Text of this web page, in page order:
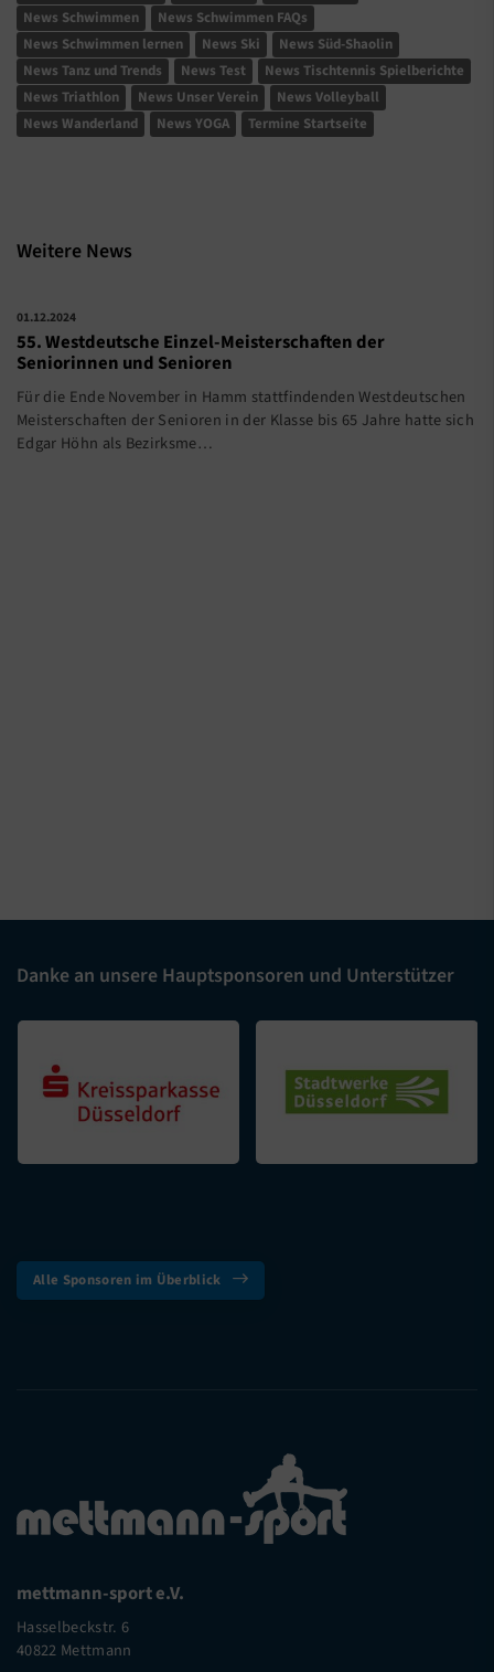
News Schwimmen
News Schwimmen FAQs
News Schwimmen lernen
News Ski
News Süd-Shaolin
News Tanz und Trends
News Test
News Tischtennis Spielberichte
News Triathlon
News Unser Verein
News Volleyball
News Wanderland
News YOGA Termine Startseite
Weitere News
01.12.2024
55. Westdeutsche Einzel-Meisterschaften der
Seniorinnen und Senioren
Für die Ende November in Hamm stattfindenden Westdeutschen
Meisterschaften der Senioren in der Klasse bis 65 Jahre hatte sich
Edgar Höhn als Bezirksme…
Danke an unsere Hauptsponsoren und Unterstützer
Alle Sponsoren im Überblick
mettmann-sport e.V.
Hasselbeckstr. 6
40822 Mettmann